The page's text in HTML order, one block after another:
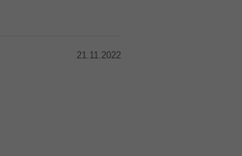
21.11.2022